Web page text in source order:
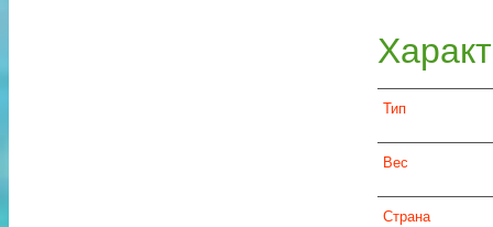
Тип
Вес
Страна